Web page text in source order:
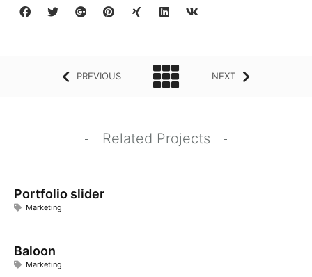
PREVIOUS NEXT
Related Projects
Portfolio slider
Marketing
Baloon
Marketing